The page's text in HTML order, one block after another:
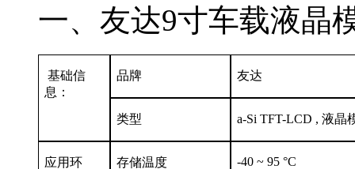
一、友达9寸车载液晶
基础信
息：
品牌 友达
类型 a-Si TFT-LCD , 液晶
应用环 存储温度 -40 ~ 95 °C